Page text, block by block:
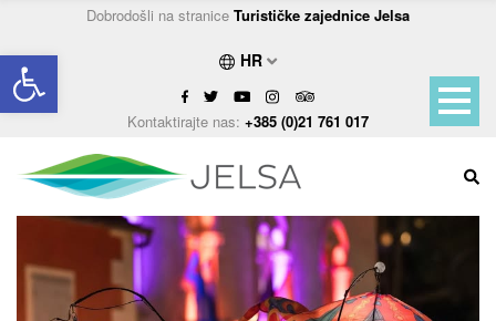
Open toolbar
Dobrodošli na stranice Turističke zajednice Jelsa
HR
Kontaktirajte nas: +385 (0)21 761 017